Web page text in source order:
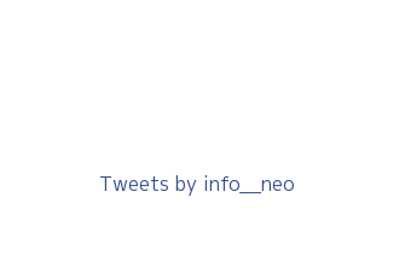
Tweets by info__neo